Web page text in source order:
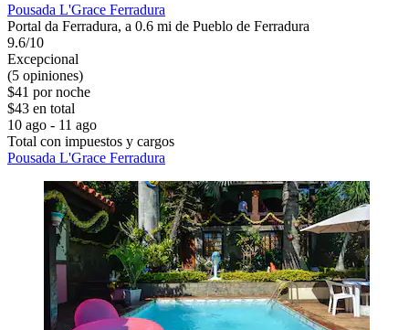
Pousada L'Grace Ferradura
Portal da Ferradura, a 0.6 mi de Pueblo de Ferradura
9.6/10
Excepcional
(5 opiniones)
$41 por noche
$43 en total
10 ago - 11 ago
Total con impuestos y cargos
Pousada L'Grace Ferradura